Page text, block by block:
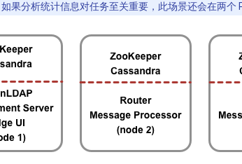
果分析统计信息对任务至关重要，此场景还会在两个